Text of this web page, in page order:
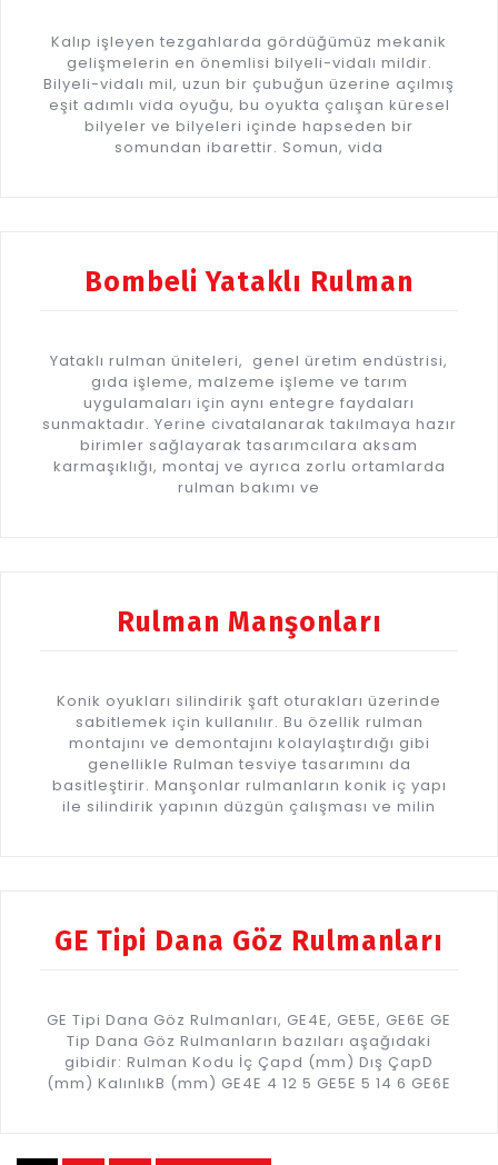
Kalıp işleyen tezgahlarda gördüğümüz mekanik
gelişmelerin en önemlisi bilyeli-vidalı mildir.
Bilyeli-vidalı mil, uzun bir çubuğun üzerine açılmış
eşit adımlı vida oyuğu, bu oyukta çalışan küresel
bilyeler ve bilyeleri içinde hapseden bir
somundan ibarettir. Somun, vida
Bombeli Yataklı Rulman
Yataklı rulman üniteleri, genel üretim endüstrisi,
gıda işleme, malzeme işleme ve tarım
uygulamaları için aynı entegre faydaları
sunmaktadır. Yerine civatalanarak takılmaya hazır
birimler sağlayarak tasarımcılara aksam
karmaşıklığı, montaj ve ayrıca zorlu ortamlarda
rulman bakımı ve
Rulman Manşonları
Konik oyukları silindirik şaft oturakları üzerinde
sabitlemek için kullanılır. Bu özellik rulman
montajını ve demontajını kolaylaştırdığı gibi
genellikle Rulman tesviye tasarımını da
basitleştirir. Manşonlar rulmanların konik iç yapı
ile silindirik yapının düzgün çalışması ve milin
GE Tipi Dana Göz Rulmanları
GE Tipi Dana Göz Rulmanları, GE4E, GE5E, GE6E GE
Tip Dana Göz Rulmanların bazıları aşağıdaki
gibidir: Rulman Kodu İç Çapd (mm) Dış ÇapD
(mm) KalınlıkB (mm) GE4E 4 12 5 GE5E 5 14 6 GE6E